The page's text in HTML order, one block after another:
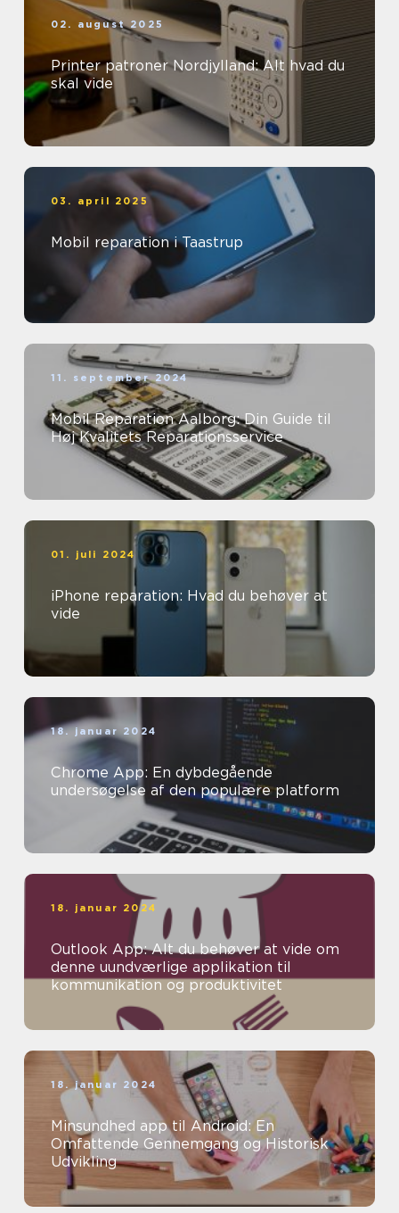
02. august 2025
Printer patroner Nordjylland: Alt hvad du
skal vide
03. april 2025
Mobil reparation i Taastrup
11. september 2024
Mobil Reparation Aalborg: Din Guide til
Høj Kvalitets Reparationsservice
01. juli 2024
iPhone reparation: Hvad du behøver at
vide
18. januar 2024
Chrome App: En dybdegående
undersøgelse af den populære platform
18. januar 2024
Outlook App: Alt du behøver at vide om
denne uundværlige applikation til
kommunikation og produktivitet
18. januar 2024
Minsundhed app til Android: En
Omfattende Gennemgang og Historisk
Udvikling